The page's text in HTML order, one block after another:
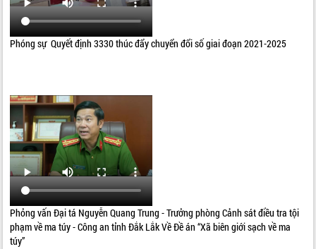
Phóng sự Quyết định 3330 thúc đẩy chuyển đổi số giai đoạn 2021-2025
Phỏng vấn Đại tá Nguyễn Quang Trung - Trưởng phòng Cảnh sát điều tra tội
phạm về ma túy - Công an tỉnh Đắk Lắk Về Đề án “Xã biên giới sạch về ma
túy”